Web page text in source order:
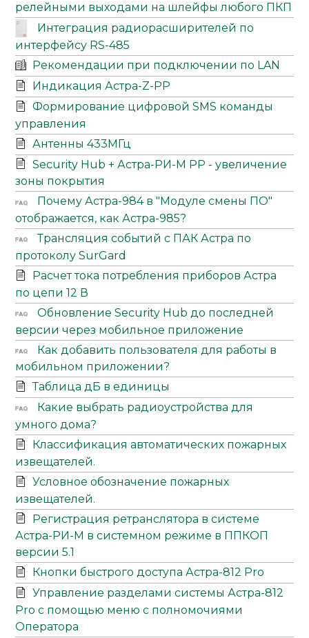
релейными выходами на шлейфы любого ПКП
Интеграция радиорасширителей по
интерфейсу RS-485
Рекомендации при подключении по LAN
Индикация Астра-Z-PP
Формирование цифровой SMS команды
управления
Антенны 433МГц
Security Hub + Астра-РИ-М РР - увеличение
зоны покрытия
Почему Астра-984 в "Модуле смены ПО"
отображается, как Астра-985?
Трансляция событий с ПАК Астра по
протоколу SurGard
Расчет тока потребления приборов Астра
по цепи 12 В
Обновление Security Hub до последней
версии через мобильное приложение
Как добавить пользователя для работы в
мобильном приложении?
Таблица дБ в единицы
Какие выбрать радиоустройства для
умного дома?
Классификация автоматических пожарных
извещателей.
Условное обозначение пожарных
извещателей.
Регистрация ретранслятора в системе
Астра-РИ-М в системном режиме в ППКОП
версии 5.1
Кнопки быстрого доступа Астра-812 Pro
Управление разделами системы Астра-812
Pro с помощью меню с полномочиями
Оператора